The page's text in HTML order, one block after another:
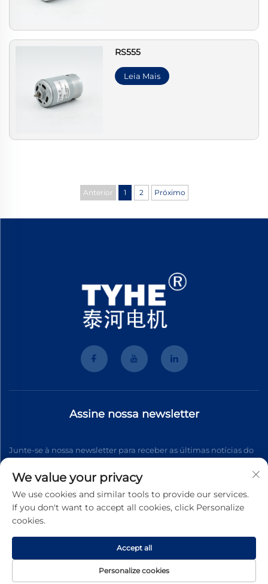
RS555
Leia Mais
Anterior 1 2 Próximo
Assine nossa newsletter
Junte-se à nossa newsletter para receber as últimas notícias do
Inscrever-se
Direitos autorais © 2026 Wenzhou Tyhe Motor Co.,ltd. Todos os
Política de Privacidade
We value your privacy
We use cookies and similar tools to provide our services.
If you don't want to accept all cookies, click Personalize
cookies.
Personalize cookies
Accept all